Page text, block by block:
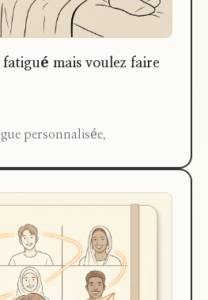
mais voulez faire
personnalisée.